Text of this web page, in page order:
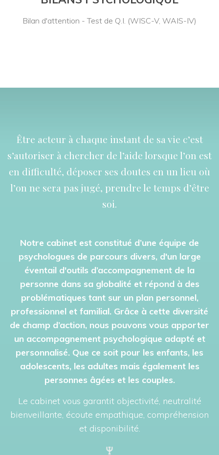
Bilan d'attention - Test de Q.I. (WISC-V, WAIS-IV)
Être acteur à chaque instant de sa vie c’est
s’autoriser à chercher de l’aide lorsque l’on est
en difficulté, déposer ses doutes en un lieu où
l’on ne sera pas jugé, prendre le temps d’être
soi.
Notre cabinet est constitué d’une équipe de
psychologues de parcours divers, d'un large
éventail d'outils d’accompagnement de la
personne dans sa globalité et répond à des
problématiques tant sur un plan personnel,
professionnel et familial. Grâce à cette diversité
de champ d’action, nous pouvons vous apporter
un accompagnement psychologique adapté et
personnalisé. Que ce soit pour les enfants, les
adolescents, les adultes mais également les
personnes âgées et les couples.
Le cabinet vous garantit objectivité, neutralité
bienveillante, écoute empathique, compréhension
et disponibilité.